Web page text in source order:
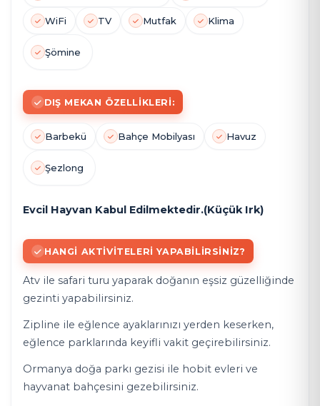
WiFi TV Mutfak Klima
Şömine
DIŞ MEKAN ÖZELLIKLERI:
Barbekü Bahçe Mobilyası Havuz
Şezlong
Evcil Hayvan Kabul Edilmektedir.(Küçük Irk)
HANGI AKTIVITELERI YAPABILIRSINIZ?
Atv ile safari turu yaparak doğanın eşsiz güzelliğinde
gezinti yapabilirsiniz.
Zipline ile eğlence ayaklarınızı yerden keserken,
eğlence parklarında keyifli vakit geçirebilirsiniz.
Ormanya doğa parkı gezisi ile hobit evleri ve
hayvanat bahçesini gezebilirsiniz.